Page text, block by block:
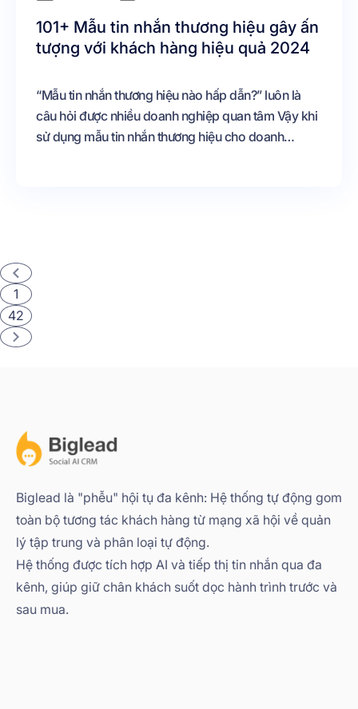
101+ Mẫu tin nhắn thương hiệu gây ấn
tượng với khách hàng hiệu quả 2024
“Mẫu tin nhắn thương hiệu nào hấp dẫn?” luôn là
câu hỏi được nhiều doanh nghiệp quan tâm Vậy khi
sử dụng mẫu tin nhắn thương hiệu cho doanh
1
42
Biglead là "phễu" hội tụ đa kênh: Hệ thống tự động gom
toàn bộ tương tác khách hàng từ mạng xã hội về quản
lý tập trung và phân loại tự động.
Hệ thống được tích hợp AI và tiếp thị tin nhắn qua đa
kênh, giúp giữ chân khách suốt dọc hành trình trước và
sau mua.